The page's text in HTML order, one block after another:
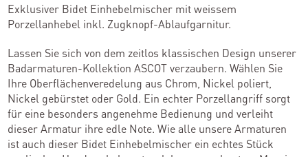
Kataloge
Standorte
Händler werden
Exklusiver Bidet Einhebelmischer mit weissem
Porzellanhebel inkl. Zugknopf-Ablaufgarnitur.
Lassen Sie sich von dem zeitlos klassischen Design unserer
Badarmaturen-Kollektion ASCOT verzaubern. Wählen Sie
Ihre Oberflächenveredelung aus Chrom, Nickel poliert,
Nickel gebürstet oder Gold. Ein echter Porzellangriff sorgt
für eine besonders angenehme Bedienung und verleiht
dieser Armatur ihre edle Note. Wie alle unsere Armaturen
ist auch dieser Bidet Einhebelmischer ein echtes Stück